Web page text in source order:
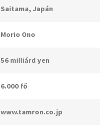
Saitama, Japán
Morio Ono
56 milliárd yen
6.000 fő
www.tamron.co.jp